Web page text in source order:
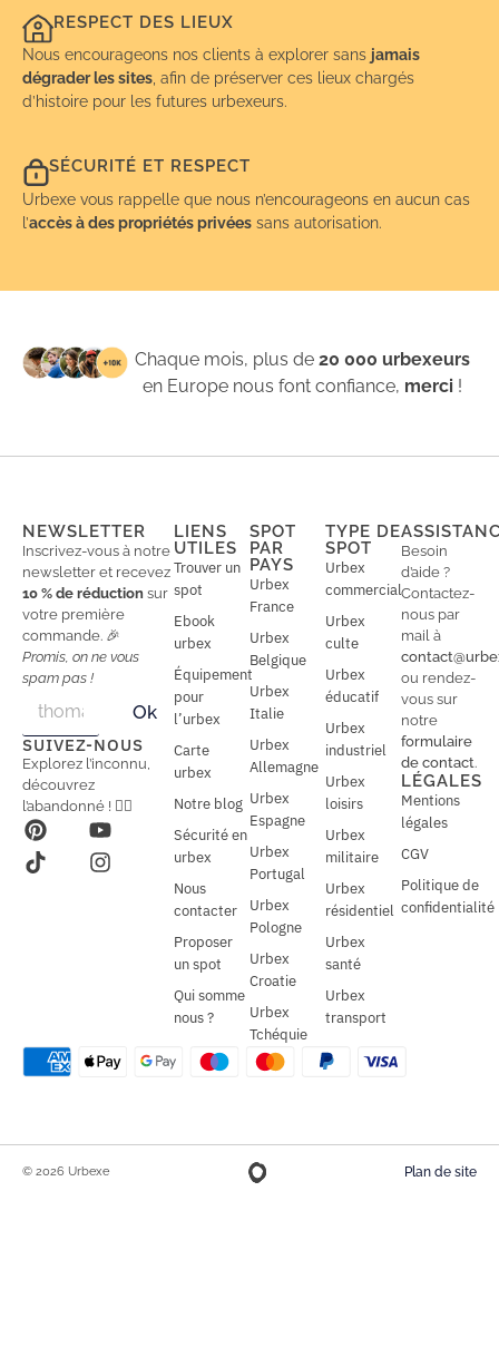
RESPECT DES LIEUX
Nous encourageons nos clients à explorer sans jamais
dégrader les sites , afin de préserver ces lieux chargés
d’histoire pour les futures urbexeurs.
SÉCURITÉ ET RESPECT
Urbexe vous rappelle que nous n’encourageons en aucun cas
l’accès à des propriétés privées sans autorisation.
Chaque mois, plus de20 000 urbexeurs
en Europe nous font confiance, merci !
NEWSLETTER
Inscrivez-vous à notre
newsletter et recevez
10 % de réduction sur
votre première
commande. 🎉
Promis, on ne vous
spam pas !
a
i
l
a
i
l
*
Ok
SUIVEZ-NOUS
Explorez l’inconnu,
découvrez
l’abandonné ! 🕵️‍♂️
LIENS
UTILES
Trouver un
spot
Ebook
urbex
Équipement
pour
l’urbex
Carte
urbex
Notre blog
Sécurité en
urbex
Nous
contacter
Proposer
un spot
Qui somme
nous ?
SPOT
PAR
PAYS
Urbex
France
Urbex
Belgique
Urbex
Italie
Urbex
Allemagne
Urbex
Espagne
Urbex
Portugal
Urbex
Pologne
Urbex
Croatie
Urbex
Tchéquie
TYPE DE
SPOT
Urbex
commercial
Urbex
culte
Urbex
éducatif
Urbex
industriel
Urbex
loisirs
Urbex
militaire
Urbex
résidentiel
Urbex
santé
Urbex
transport
Besoin
d’aide ?
Contactez-
nous par
mail à
ou rendez-
vous sur
notre
formulaire
de contact.
LÉGALES
Mentions
légales
CGV
Politique de
confidentialité
© 2026 Urbexe Plan de site